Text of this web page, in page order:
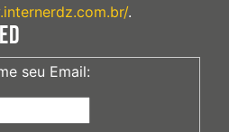
.
seu Email: